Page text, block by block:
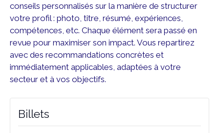
conseils personnalisés sur la manière de structurer
votre profil : photo, titre, résumé, expériences,
compétences, etc. Chaque élément sera passé en
revue pour maximiser son impact. Vous repartirez
avec des recommandations concrètes et
immédiatement applicables, adaptées à votre
secteur et à vos objectifs.
Billets